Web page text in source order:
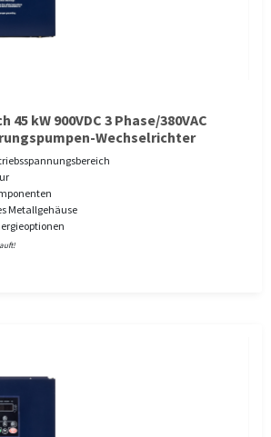
45 kW 900VDC 3 Phase/380VAC
Wechselrichter
Metallgehäuse